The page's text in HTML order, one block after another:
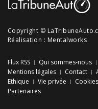
Copyright ©
Réalisation : Mentalworks
Flux RSS Qui sommes-nous
Mentions légales
Contact
Ethique
Vie privée Cookies
Partenaires